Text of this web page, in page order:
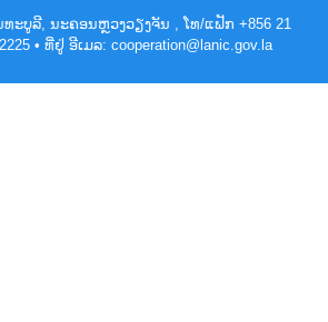
ະບູລີ, ນະຄອນຫຼວງວຽງຈັນ , ໂທ/ແຟັກ +856 21
• ທີ່ຢູ່ ອີເມລ: cooperation@lanic.gov.la